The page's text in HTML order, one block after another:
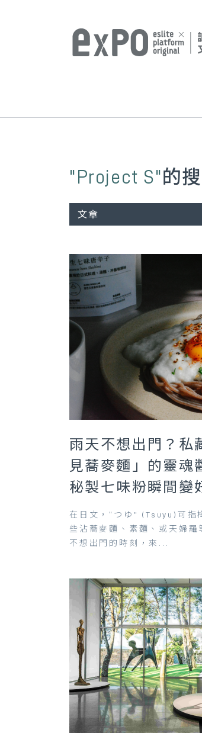
"Project S"的
文章
雨天不想出門？私
見蕎麥麵」的靈魂
秘製七味粉瞬間變
在日文，“つゆ” (Tsuyu)可指
些沾蕎麥麵、素麵、或天婦羅
不想出門的時刻，來...